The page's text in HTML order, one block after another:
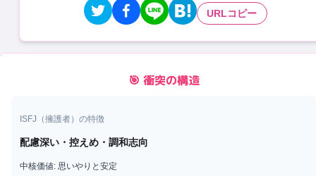
URLコピー
🎯 衝突の構造
ISFJ （擁護者）の特徴
配慮深い・控えめ・調和志向
中核価値: 思いやりと安定